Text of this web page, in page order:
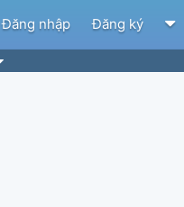
Đăng nhập Đăng ký